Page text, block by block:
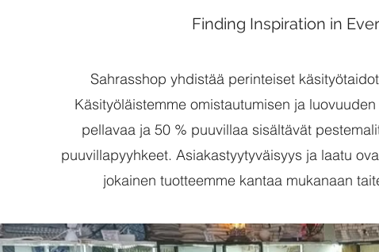
Finding Inspiration in
Sahrasshop yhdistää perinteiset
Käsityöläistemme omistautumisen ja
pellavaa ja 50 % puuvillaa sisältävät
puuvillapyyhkeet. Asiakastyytyväisyys ja laatu
jokainen tuotteemme kantaa mukanaan